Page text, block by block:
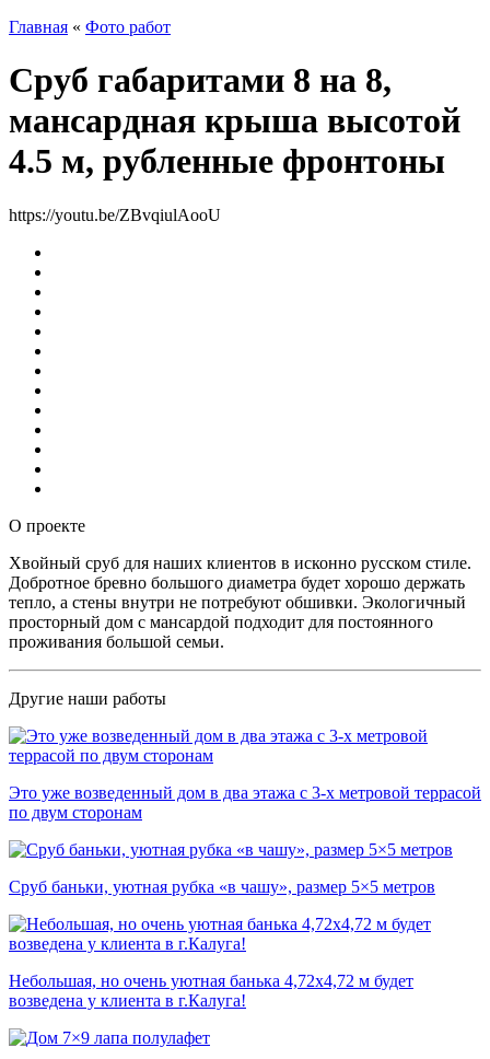
Главная « Фото работ
Сруб габаритами 8 на 8,
мансардная крыша высотой
4.5 м, рубленные фронтоны
https://youtu.be/ZBvqiulAooU
О проекте
Хвойный сруб для наших клиентов в исконно русском стиле.
Добротное бревно большого диаметра будет хорошо держать
тепло, а стены внутри не потребуют обшивки. Экологичный
просторный дом с мансардой подходит для постоянного
проживания большой семьи.
Другие наши работы
Это уже возведенный дом в два этажа с 3-х метровой террасой
по двум сторонам
Сруб баньки, уютная рубка «в чашу», размер 5×5 метров
Небольшая, но очень уютная банька 4,72х4,72 м будет
возведена у клиента в г.Калуга!